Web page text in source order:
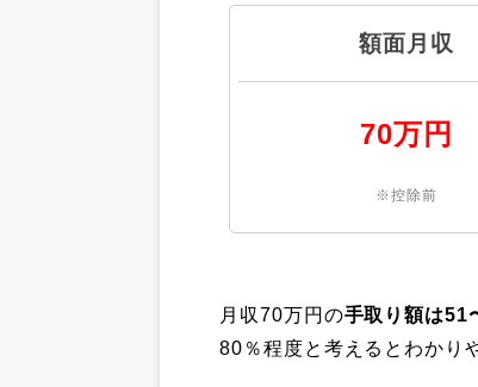
額面月収
70万円
※控除前
月収70万円の手取り額は51
80％程度と考えるとわかり